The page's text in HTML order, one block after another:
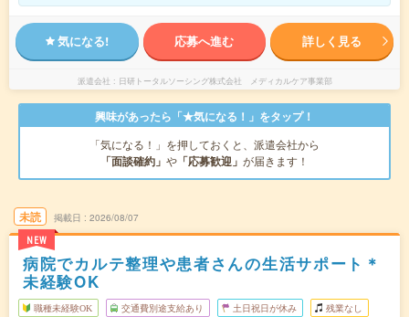
気になる! 応募へ進む 詳しく見る
派遣会社 日研トータルソーシング株式会社 メディカルケア事業部
興味があったら「★気になる！」をタップ！
「気になる！」を押しておくと、派遣会社から
「面談確約」 や 「応募歓迎」 が届きます！
未読
NEW
掲載日 2026/08/07
病院でカルテ整理や患者さんの生活サポート＊
未経験OK
職種未経験OK 交通費別途支給あり 土日祝日が休み 残業なし